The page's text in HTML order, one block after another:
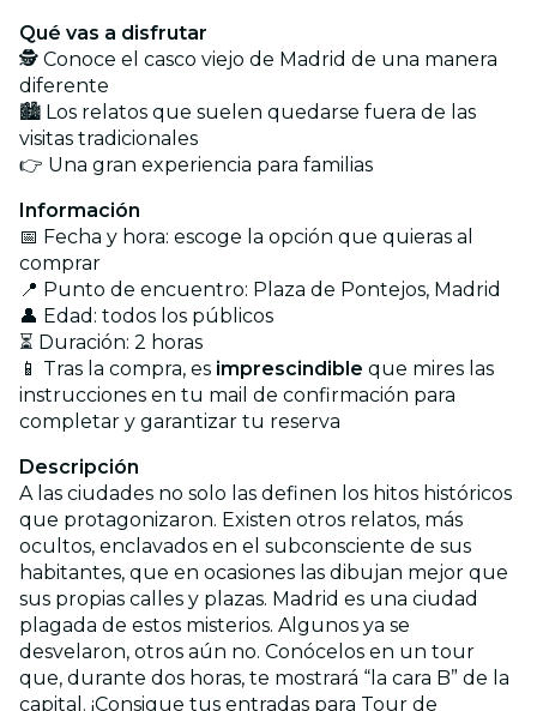
Qué vas a disfrutar
🕵️ Conoce el casco viejo de Madrid de una manera
diferente
🏙️ Los relatos que suelen quedarse fuera de las
visitas tradicionales
👉 Una gran experiencia para familias
Información
📅 Fecha y hora: escoge la opción que quieras al
comprar
📍 Punto de encuentro: Plaza de Pontejos, Madrid
👤 Edad: todos los públicos
⏳ Duración: 2 horas
📱 Tras la compra, es imprescindible que mires las
instrucciones en tu mail de confirmación para
completar y garantizar tu reserva
Descripción
A las ciudades no solo las definen los hitos históricos
que protagonizaron. Existen otros relatos, más
ocultos, enclavados en el subconsciente de sus
habitantes, que en ocasiones las dibujan mejor que
sus propias calles y plazas. Madrid es una ciudad
plagada de estos misterios. Algunos ya se
desvelaron, otros aún no. Conócelos en un tour
que, durante dos horas, te mostrará “la cara B” de la
capital. ¡Consigue tus entradas para Tour de